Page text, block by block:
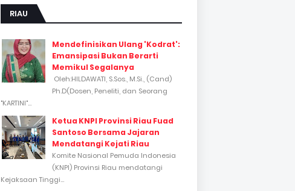
RIAU
Mendefinisikan Ulang 'Kodrat':
Emansipasi Bukan Berarti
Memikul Segalanya
Oleh:HILDAWATI, S.Sos., M.Si., (Cand)
Ph.D(Dosen, Peneliti, dan Seorang
"KARTINI"...
Ketua KNPI Provinsi Riau Fuad
Santoso Bersama Jajaran
Mendatangi Kejati Riau
Komite Nasional Pemuda Indonesia
(KNPI) Provinsi Riau mendatangi
Kejaksaan Tinggi...